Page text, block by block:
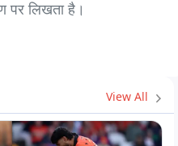
पर लिखता है।
View All